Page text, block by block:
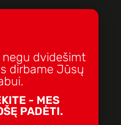
dvidešimt
dirbame Jūsų
- MES
PADĖTI.